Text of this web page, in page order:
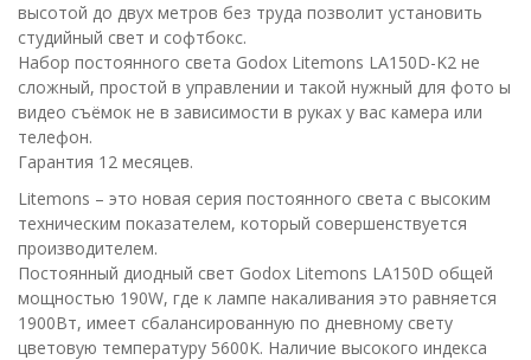
высотой до двух метров без труда позволит установить
студийный свет и софтбокс.
Набор постоянного света Godox Litemons LA150D-K2 не
сложный, простой в управлении и такой нужный для фото ы
видео съёмок не в зависимости в руках у вас камера или
телефон.
Гарантия 12 месяцев.
Litemons – это новая серия постоянного света с высоким
техническим показателем, который совершенствуется
производителем.
Постоянный диодный свет Godox Litemons LA150D общей
мощностью 190W, где к лампе накаливания это равняется
1900Вт, имеет сбалансированную по дневному свету
цветовую температуру 5600K. Наличие высокого индекса